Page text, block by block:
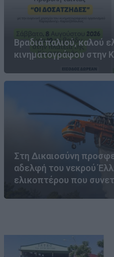
Βραδιά παλιού, καλού
κινηματογράφου στην
Στη Δικαιοσύνη
αδελφή του νεκρού
ελικοπτέρου που